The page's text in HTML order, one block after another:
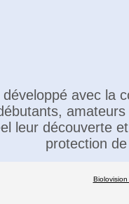
avec la
leur découverte
protection
Biolovision